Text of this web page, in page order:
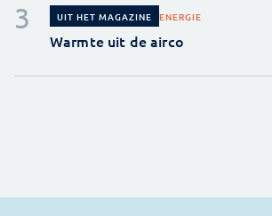
UIT HET MAGAZINE ENERGIE
Warmte uit de airco